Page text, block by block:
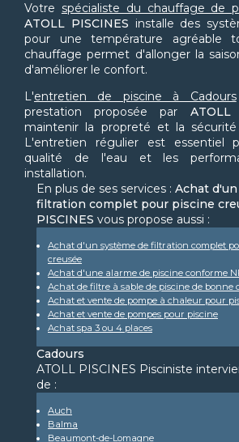
Votre spécialiste du chauffage de
ATOLL PISCINES installe des
pour une température agréable
chauffage permet d'allonger la
d'améliorer le confort.
L'entretien de piscine à Cadours
prestation proposée par ATOLL
maintenir la propreté et la
L'entretien régulier est essentiel
qualité de l'eau et les
installation.
En plus de ses services : Achat
filtration complet pour piscine
PISCINES vous propose aussi :
Achat d'un système de filtration complet
creusée
Achat d'une alarme de piscine conforme
Achat de filtre à sable de piscine de bonne
Achat et vente de pompe à chaleur pour
Achat et vente de pompes pour piscine
Achat spa 3 ou 4 places
Cadours
ATOLL PISCINES Pisciniste
de :
Auch
Balma
Beaumont-de-Lomagne